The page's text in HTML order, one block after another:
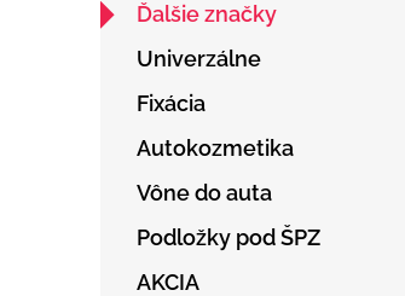
Ďalšie značky
Univerzálne
Fixácia
Autokozmetika
Vône do auta
Podložky pod ŠPZ
AKCIA